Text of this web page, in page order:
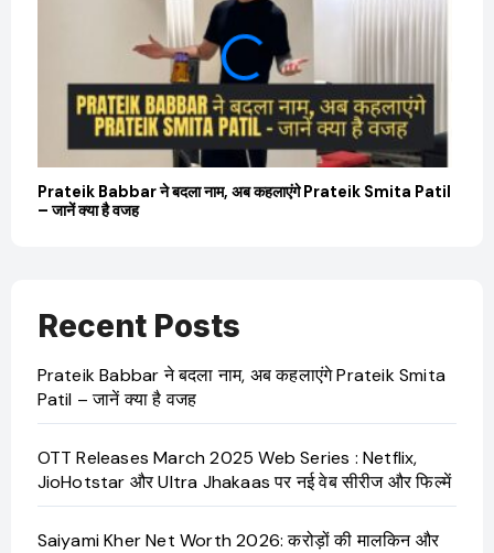
Prateik Babbar ने बदला नाम, अब कहलाएंगे Prateik Smita Patil
– जानें क्या है वजह
Recent Posts
Prateik Babbar ने बदला नाम, अब कहलाएंगे Prateik Smita
Patil – जानें क्या है वजह
OTT Releases March 2025 Web Series : Netflix,
JioHotstar और Ultra Jhakaas पर नई वेब सीरीज और फिल्में
Saiyami Kher Net Worth 2026: करोड़ों की मालकिन और